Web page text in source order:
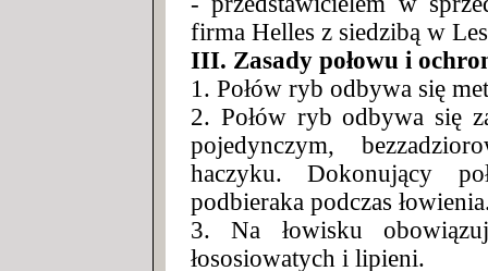
firma Helles z siedzibą w
III. Zasady połowu i
1. Połów ryb odbywa się
2. Połów ryb odbywa się
pojedynczym,
haczyku. Dokonujący
podbieraka podczas
3. Na łowisku
łososiowatych i lipieni.